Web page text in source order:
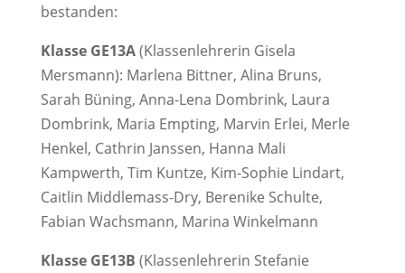
bestanden:
Klasse GE13A(Klassenlehrerin Gisela
Mersmann): Marlena Bittner, Alina Bruns,
Sarah Büning, Anna-Lena Dombrink, Laura
Dombrink, Maria Empting, Marvin Erlei, Merle
Henkel, Cathrin Janssen, Hanna Mali
Kampwerth, Tim Kuntze, Kim-Sophie Lindart,
Caitlin Middlemass-Dry, Berenike Schulte,
Fabian Wachsmann, Marina Winkelmann
Klasse GE13B (Klassenlehrerin Stefanie